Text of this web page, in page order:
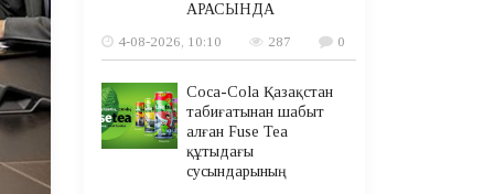
АРАСЫНДА
4-08-2026, 10:10
287 0
Coca-Cola Қазақстан
табиғатынан шабыт
алған Fuse Tea
құтыдағы
сусындарының